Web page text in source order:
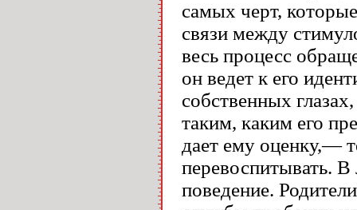
самых черт,
связи между
весь процесс
он ведет к его
собственных
таким, каким его
дает ему оценку,—
перевоспитывать.
поведение.